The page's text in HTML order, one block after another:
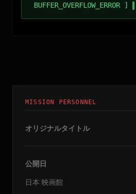
BUFFER_OVERFLOW_ERROR ]
MISSION PERSONNEL
オリジナルタイトル
公開日
日本 映画館